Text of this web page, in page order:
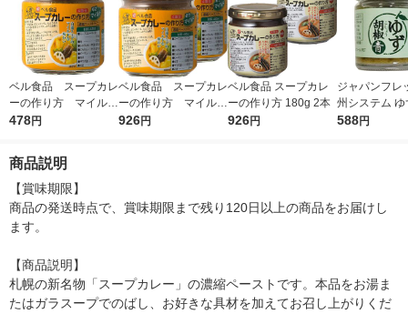
ベル食品 スープカレ
ーの作り方 マイル
ド 4皿分 1個
478円
ベル食品 スープカレ
ーの作り方 マイル
ド 4皿分 1セット
926円
ベル食品 スープカレ
ーの作り方 180g 2本
926円
ジャパンフレ
州システム ゆ
（青）40g 2個
588円
商品説明
【賞味期限】
商品の発送時点で、賞味期限まで残り120日以上の商品をお届けし
ます。
【商品説明】
札幌の新名物「スープカレー」の濃縮ペーストです。本品をお湯ま
たはガラスープでのばし、お好きな具材を加えてお召し上がりくだ